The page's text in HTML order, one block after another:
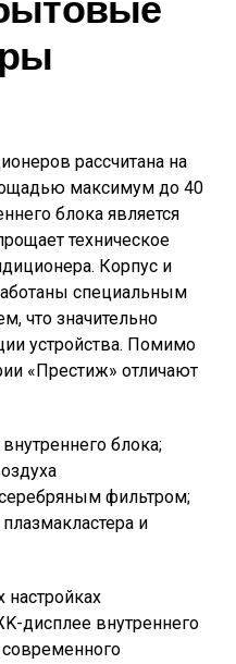
рассчитана на
максимум до 40
блока является
техническое
Корпус и
специальным
что значительно
устройства. Помимо
«Престиж» отличают
блока;
фильтром;
и
дисплее внутреннего